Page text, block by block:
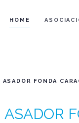
HOME
FONDA